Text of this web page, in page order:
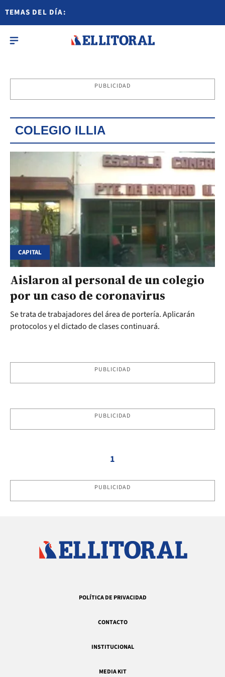
TEMAS DEL DÍA:
PUBLICIDAD
COLEGIO ILLIA
CAPITAL
Aislaron al personal de un colegio
por un caso de coronavirus
Se trata de trabajadores del área de portería. Aplicarán
protocolos y el dictado de clases continuará.
PUBLICIDAD
PUBLICIDAD
1
PUBLICIDAD
POLÍTICA DE PRIVACIDAD
CONTACTO
INSTITUCIONAL
MEDIA KIT